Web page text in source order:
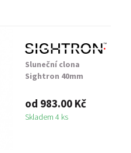
Sluneční clona
Sightron 40mm
od 983.00 Kč
Skladem 4 ks